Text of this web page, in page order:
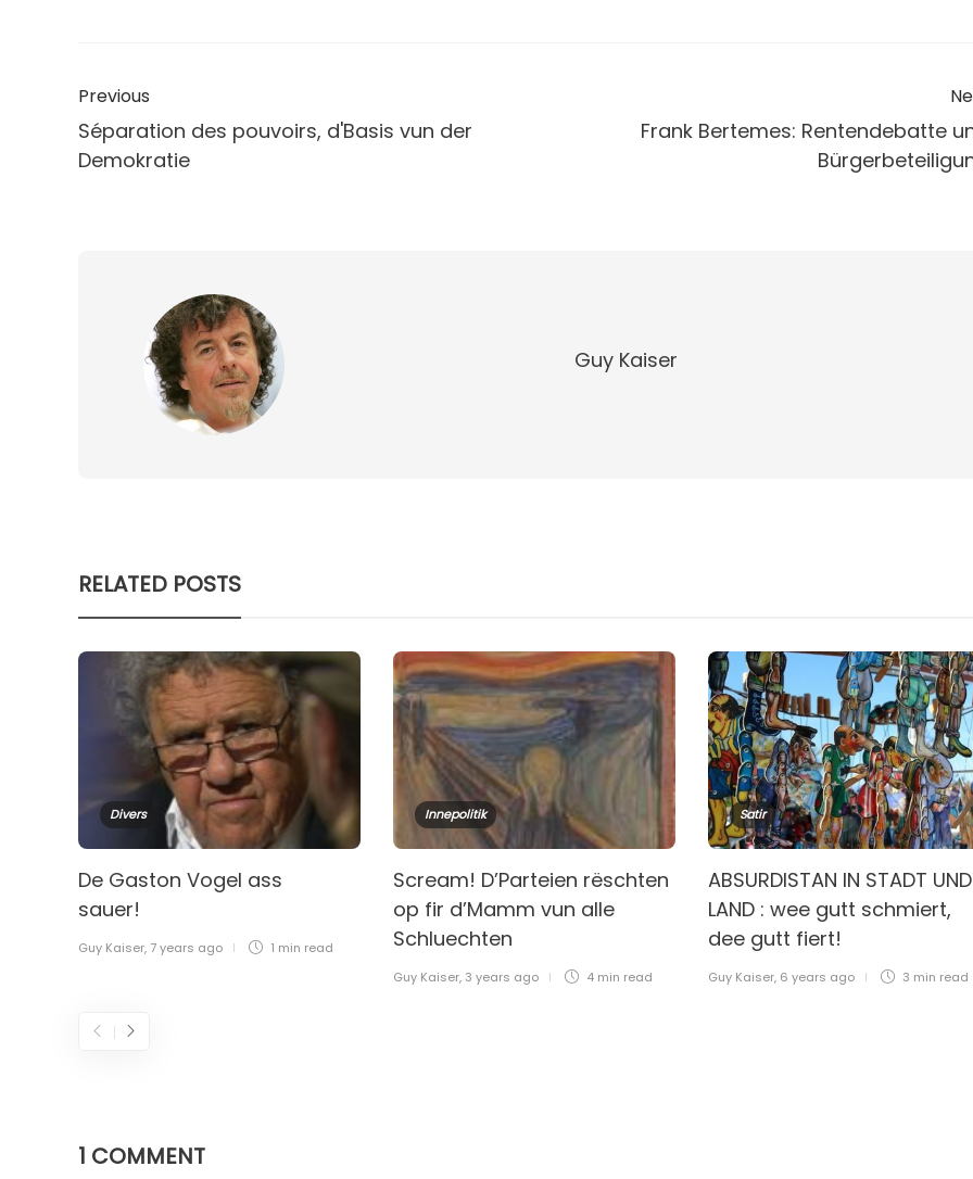
Previous
Séparation des pouvoirs, d'Basis vun der
Demokratie
Frank Bertemes: Rentendebatte
Guy Kaiser
RELATED POSTS
Divers
De Gaston Vogel ass
sauer!
Guy Kaiser, 7 years ago 1 min read
Innepolitik
Scream! D’Parteien rëschten
op fir d’Mamm vun alle
Schluechten
Guy Kaiser, 3 years ago 4 min read
Satir
ABSURDISTAN IN STADT UND
LAND : wee gutt schmiert,
dee gutt fiert!
Guy Kaiser, 6 years ago 3 min read
1 COMMENT